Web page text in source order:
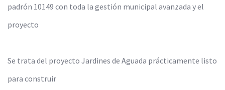
padrón 10149 con toda la gestión municipal avanzada y el
proyecto
Se trata del proyecto Jardines de Aguada prácticamente listo
para construir